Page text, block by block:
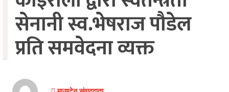
अन्तर्राष्ट्रिय
मनोरन्जन
अन्तरवार्ता/
विचार
खेलकुद
सेनानी स्व.भेषराज पौडेल
प्रति समवेदना व्यक्त